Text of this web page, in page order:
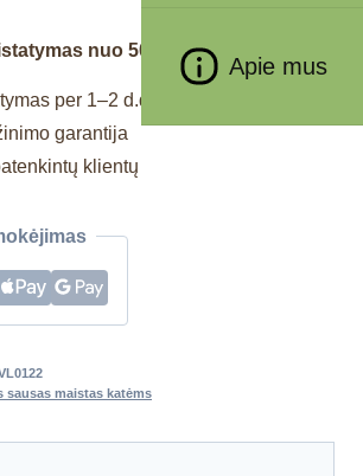
Apie mus
nuo 50€
per 1–2 d.d.
garantija
klientų
sausas maistas katėms